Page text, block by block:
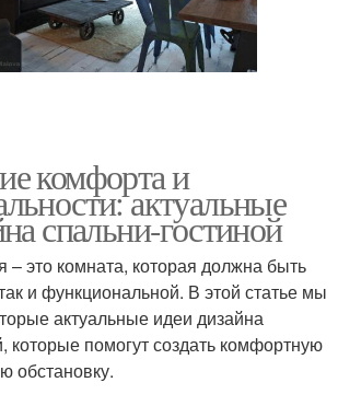
комфорта и
актуальные
спальни-гостиной
– это комната, которая должна быть
и функциональной. В этой статье мы
актуальные идеи дизайна
которые помогут создать комфортную
обстановку.